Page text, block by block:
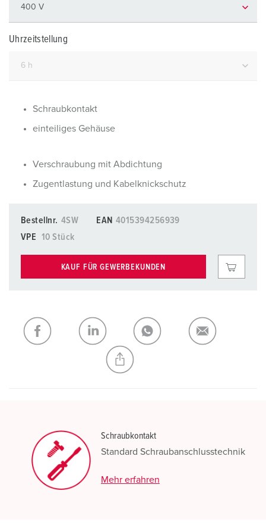
Uhrzeitstellung
Schraubkontakt
einteiliges Gehäuse
Verschraubung mit Abdichtung
Zugentlastung und Kabelknickschutz
Bestellnr. 4SW EAN 4015394256939
VPE
10 Stück
KAUF FÜR GEWERBEKUNDEN
Schraubkontakt
Standard Schraubanschlusstechnik
Mehr erfahren